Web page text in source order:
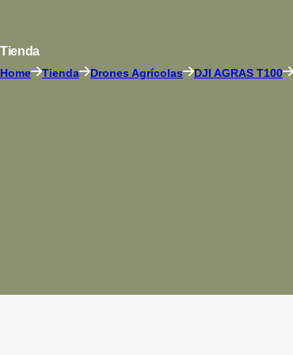
Tienda
Home Tienda Drones Agrícolas DJI AGRAS T100